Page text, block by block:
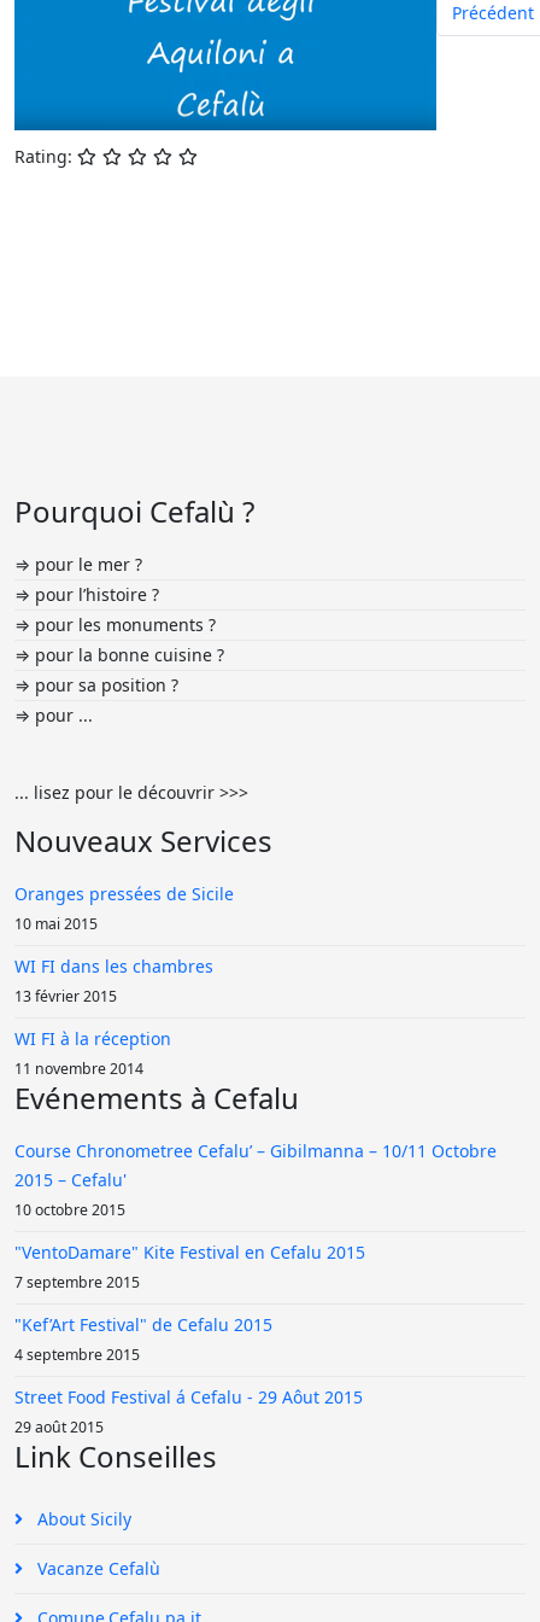
Précédent
Rating:
Pourquoi Cefalù ?
⇒ pour le mer ?
⇒ pour l’histoire ?
⇒ pour les monuments ?
⇒ pour la bonne cuisine ?
⇒ pour sa position ?
⇒ pour ...
... lisez pour le découvrir >>>
Nouveaux Services
Oranges pressées de Sicile
10 mai 2015
WI FI dans les chambres
13 février 2015
WI FI à la réception
11 novembre 2014
Evénements à Cefalu
Course Chronometree Cefalu’ – Gibilmanna – 10/11 Octobre
2015 – Cefalu'
10 octobre 2015
"VentoDamare" Kite Festival en Cefalu 2015
7 septembre 2015
"Kef’Art Festival" de Cefalu 2015
4 septembre 2015
Street Food Festival á Cefalu - 29 Aôut 2015
29 août 2015
Link Conseilles
About Sicily
Vacanze Cefalù
Comune.Cefalu.pa.it